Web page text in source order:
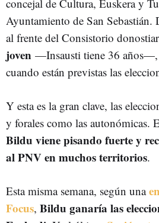
concejal de Cultura, Euskera y
Ayuntamiento de San Sebastián.
al frente del Consistorio
joven —Insausti tiene 36 años—,
cuando están previstas las
Y esta es la gran clave, las
y forales como las autonómicas.
Bildu viene pisando fuerte y
al PNV en muchos territorios.
Esta misma semana, según una
Focus, Bildu ganaría las